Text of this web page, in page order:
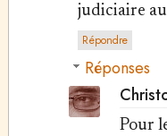
judiciaire
Répondre
Réponses
Pour